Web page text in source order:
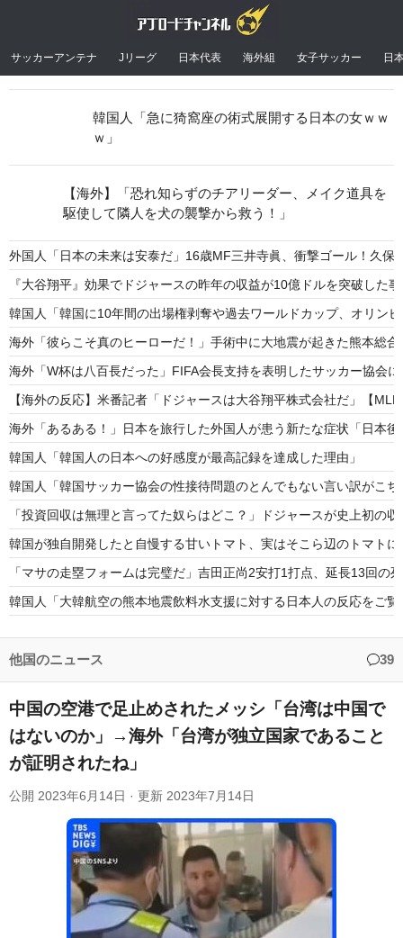
サッカーアンテナ Jリーグ 日本代表 海外組 女子サッカー 日
外国人「日本の未来は安泰だ」16歳MF三井寺眞、衝撃ゴール！久
『大谷翔平』効果でドジャースの昨年の収益が10億ドルを突破した
韓国人「韓国に10年間の出場権剥奪や過去ワールドカップ、オリン
海外「彼らこそ真のヒーローだ！」手術中に大地震が起きた熊本総
海外「W杯は八百長だった」FIFA会長支持を表明したサッカー協会
【海外の反応】米番記者「ドジャースは大谷翔平株式会社だ」【MLB
海外「あるある！」日本を旅行した外国人が患う新たな症状「日本
韓国人「韓国人の日本への好感度が最高記録を達成した理由」
韓国人「韓国サッカー協会の性接待問題のとんでもない言い訳が
「投資回収は無理と言ってた奴らはどこ？」ドジャースが史上初の
韓国が独自開発したと自慢する甘いトマト、実はそこら辺のトマト
「マサの走塁フォームは完璧だ」吉田正尚2安打1打点、延長13回
韓国人「大韓航空の熊本地震飲料水支援に対する日本人の反応をご
日本人「敷地内に勝手に停めた車がバチバチにブロックされててウ
Powered by livedoor 相互RSS
韓国人「急に猗窩座の術式展開する日本の女ｗｗ
ｗ」
【海外】「恐れ知らずのチアリーダー、メイク道具を
駆使して隣人を犬の襲撃から救う！」
他国のニュース 39
中国の空港で足止めされたメッシ「台湾は中国で
はないのか」→海外「台湾が独立国家であること
が証明されたね」
公開 2023年6月14日 · 更新 2023年7月14日